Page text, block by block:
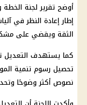
أوضح تقرير لجنة
إطار إعادة النظر في
الثقة ويقضي على
كما يستهدف التعديل
تحصيل رسوم تنمية
نصوص أكثر وضوحًا